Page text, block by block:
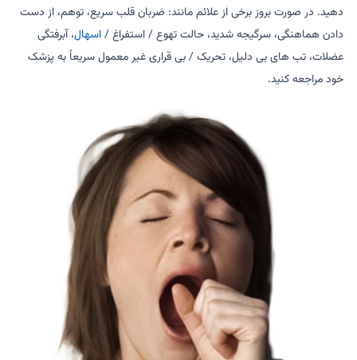
دهید. در صورت بروز برخی از علائم مانند: ضربان قلب سریع، توهم، از دست
دادن هماهنگی، سرگیجه شدید، حالت تهوع / استفراغ /اسهال، آبرفتگی
عضلات، تب های بی دلیل، تحریک / بی قراری غیر معمول سریعاً به پزشک
خود مراجعه کنید.